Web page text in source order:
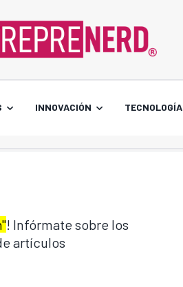
INNOVACIÓN TECNOLOGÍA
! Infórmate sobre los
artículos